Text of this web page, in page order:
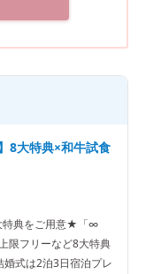
8大特典×和牛試食
特典をご用意★「∞
限フリーなど8大特典
式は2泊3日宿泊プレ